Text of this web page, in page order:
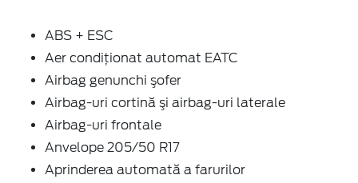
ABS + ESC
Aer condiţionat automat EATC
Airbag genunchi şofer
Airbag-uri cortină şi airbag-uri laterale
Airbag-uri frontale
Anvelope 205/50 R17
Aprinderea automată a farurilor